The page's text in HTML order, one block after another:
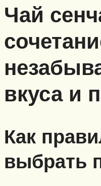
Чай
вкуса и
Как
выбрать